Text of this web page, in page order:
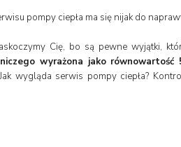
pompy ciepła ma się nijak do
Cię, bo są pewne wyjątki,
wyrażona jako
wygląda serwis pompy ciepła?